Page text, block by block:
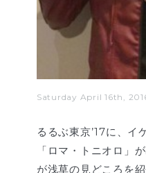
Saturday April 16th,
るるぶ東京’17に、イ
「ロマ・トニオロ」
が浅草の見どころを